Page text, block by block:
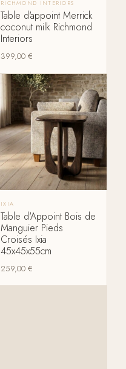
RICHMOND INTERIORS
Table d'appoint Merrick
coconut milk Richmond
Interiors
399,00 €
IXIA
Table d'Appoint Bois de
Manguier Pieds
Croisés Ixia
45x45x55cm
259,00 €